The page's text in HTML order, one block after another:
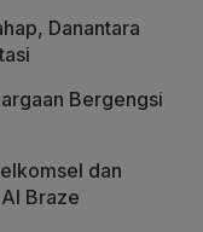
Danantara
Bergengsi
dan
Braze